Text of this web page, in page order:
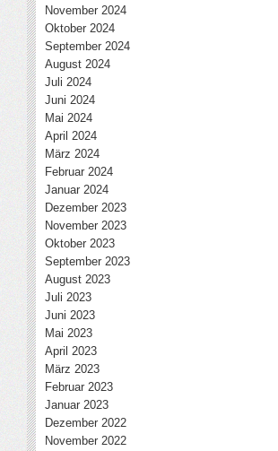
November 2024
Oktober 2024
September 2024
August 2024
Juli 2024
Juni 2024
Mai 2024
April 2024
März 2024
Februar 2024
Januar 2024
Dezember 2023
November 2023
Oktober 2023
September 2023
August 2023
Juli 2023
Juni 2023
Mai 2023
April 2023
März 2023
Februar 2023
Januar 2023
Dezember 2022
November 2022